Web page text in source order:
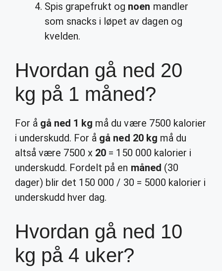
Spis grapefrukt og noen mandler
som snacks i løpet av dagen og
kvelden.
Hvordan gå ned 20
kg på 1 måned?
For å gå ned 1 kg må du være 7500 kalorier
i underskudd. For å gå ned 20 kg må du
altså være 7500 x 20 = 150 000 kalorier i
underskudd. Fordelt på en måned (30
dager) blir det 150 000 / 30 = 5000 kalorier i
underskudd hver dag.
Hvordan gå ned 10
kg på 4 uker?